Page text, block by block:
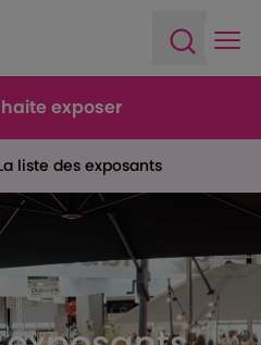
exposer
liste des exposants